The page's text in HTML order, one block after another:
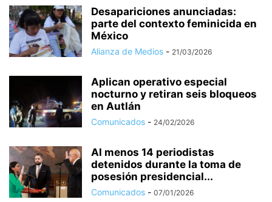
Desapariciones anunciadas:
parte del contexto feminicida en
México
Alianza de Medios - 21/03/2026
Aplican operativo especial
nocturno y retiran seis bloqueos
en Autlán
Comunicados - 24/02/2026
Al menos 14 periodistas
detenidos durante la toma de
posesión presidencial...
Comunicados - 07/01/2026